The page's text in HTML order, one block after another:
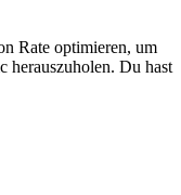
Rate optimieren, um
herauszuholen. Du hast